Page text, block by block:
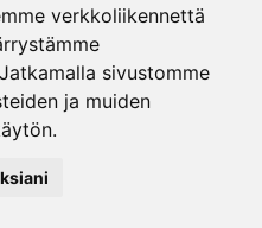
verkkoliikennettä
sivustomme
ja muiden